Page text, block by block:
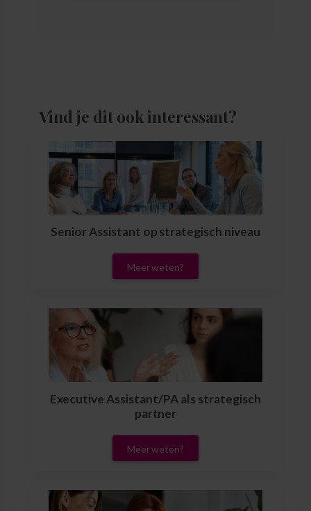
Vind je dit ook interessant?
Senior Assistant op strategisch niveau
Meer weten?
Executive Assistant/PA als strategisch
partner
Meer weten?